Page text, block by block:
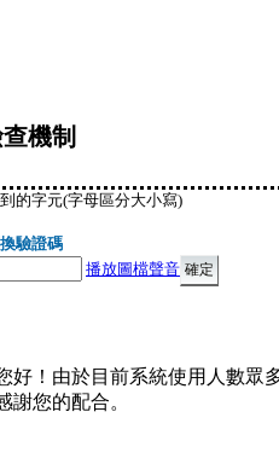
機制
的字元(字母區分大小寫)
驗證碼
播放圖檔聲音
好！由於目前系統使用人數眾
謝您的配合。